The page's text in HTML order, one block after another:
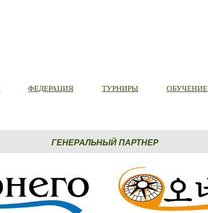
ФЕДЕРАЦИЯ ТУРНИРЫ ОБУЧЕНИЕ
ГЕНЕРАЛЬНЫЙ ПАРТНЕР